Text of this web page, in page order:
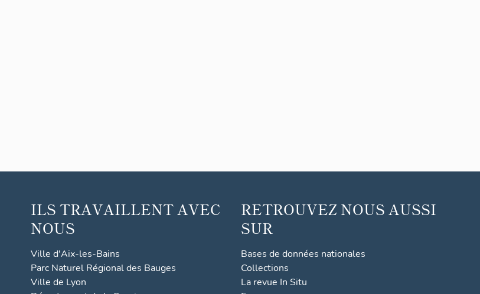
ILS TRAVAILLENT AVEC
NOUS
Ville d'Aix-les-Bains
Parc Naturel Régional des Bauges
Ville de Lyon
RETROUVEZ NOUS AUSSI
SUR
Bases de données nationales
Collections
La revue In Situ